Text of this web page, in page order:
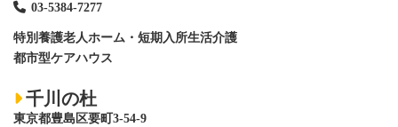
03-5384-7277
特別養護老人ホーム ・短期入所生活介護
都市型ケアハウス
千川の杜
東京都豊島区要町3-54-9